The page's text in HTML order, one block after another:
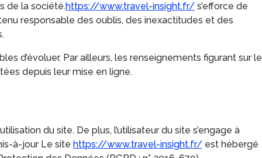
de la société.https://www.travel-insight.fr/ s’efforce de
responsable des oublis, des inexactitudes et des
d’évoluer. Par ailleurs, les renseignements figurant sur le
depuis leur mise en ligne.
du site. De plus, l’utilisateur du site s’engage à
à-jour Le site https://www.travel-insight.fr/ est hébergé